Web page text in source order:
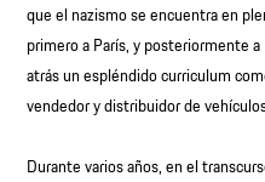
que el nazismo se encuentra en
primero a París, y posteriormente
atrás un espléndido curriculum
vendedor y distribuidor de
Durante varios años, en el